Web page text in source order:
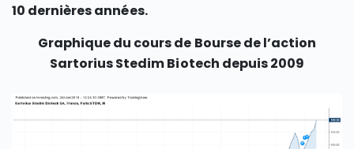
10 dernières années.
Graphique du cours de Bourse de l’action
Sartorius Stedim Biotech depuis 2009